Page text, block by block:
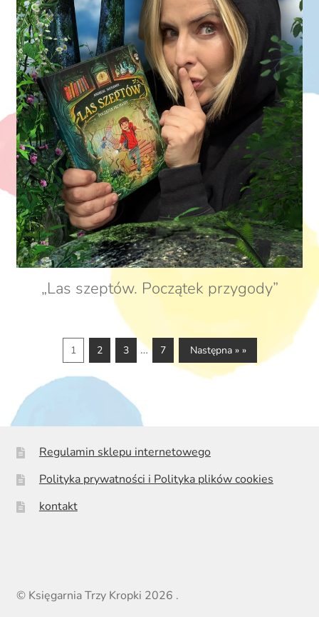
„Las szeptów. Początek przygody”
1 2 3 … 7 Następna » »
Regulamin sklepu internetowego
Polityka prywatności i Polityka plików cookies
kontakt
© Księgarnia Trzy Kropki 2026 .